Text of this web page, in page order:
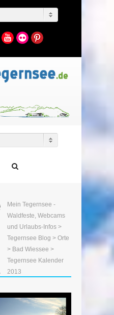
YouTube
FlickrPinterest
Mein Tegernsee -
Waldfeste, Webcams
und Urlaubs-Infos >
Tegernsee Blog > Orte
> Bad Wiessee >
Tegernsee Kalender
2013